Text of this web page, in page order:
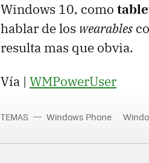
Windows 10, como
hablar de los wearables
resulta mas que obvia.
Vía | WMPowerUser
TEMAS Windows Phone